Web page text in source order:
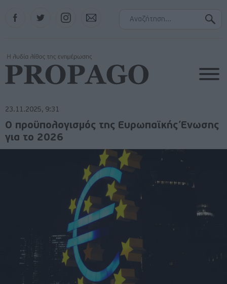
Instagram
23.11.2025, 9:31
Ο προϋπολογισμός της Ευρωπαϊκής Ένωσης
για το 2026